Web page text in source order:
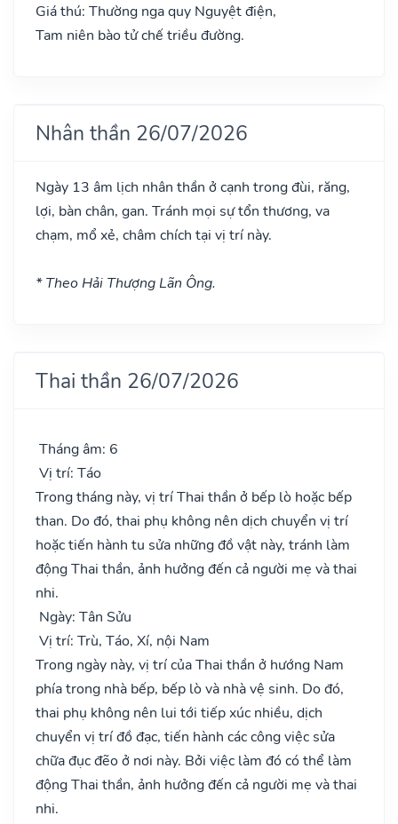
Giá thú: Thường nga quy Nguyệt điện,
Tam niên bào tử chế triều đường.
Nhân thần 26/07/2026
Ngày 13 âm lịch nhân thần ở cạnh trong đùi, răng,
lợi, bàn chân, gan. Tránh mọi sự tổn thương, va
chạm, mổ xẻ, châm chích tại vị trí này.
* Theo Hải Thượng Lãn Ông.
Thai thần 26/07/2026
Tháng âm: 6
Vị trí: Táo
Trong tháng này, vị trí Thai thần ở bếp lò hoặc bếp
than. Do đó, thai phụ không nên dịch chuyển vị trí
hoặc tiến hành tu sửa những đồ vật này, tránh làm
động Thai thần, ảnh hưởng đến cả người mẹ và thai
nhi.
Ngày: Tân Sửu
Vị trí: Trù, Táo, Xí, nội Nam
Trong ngày này, vị trí của Thai thần ở hướng Nam
phía trong nhà bếp, bếp lò và nhà vệ sinh. Do đó,
thai phụ không nên lui tới tiếp xúc nhiều, dịch
chuyển vị trí đồ đạc, tiến hành các công việc sửa
chữa đục đẽo ở nơi này. Bởi việc làm đó có thể làm
động Thai thần, ảnh hưởng đến cả người mẹ và thai
nhi.